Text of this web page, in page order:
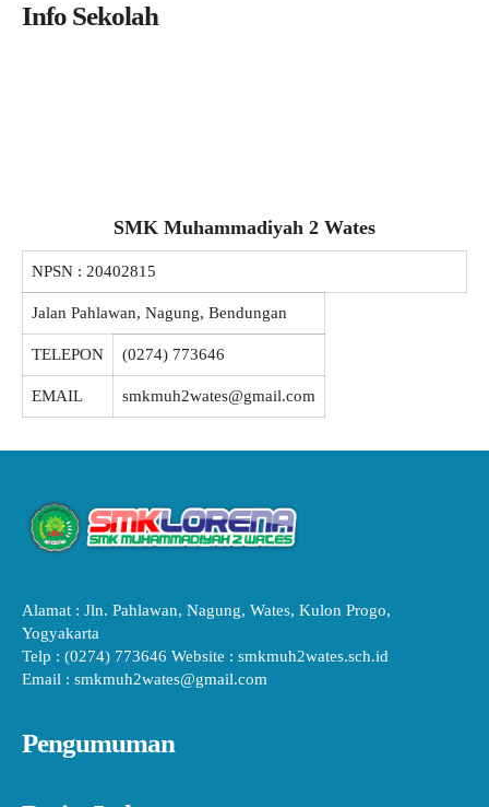
Info Sekolah
SMK Muhammadiyah 2 Wates
NPSN : 20402815
Jalan Pahlawan, Nagung, Bendungan
TELEPON (0274) 773646
EMAIL smkmuh2wates@gmail.com
Alamat : Jln. Pahlawan, Nagung, Wates, Kulon Progo,
Yogyakarta
Telp : (0274) 773646 Website : smkmuh2wates.sch.id
Email : smkmuh2wates@gmail.com
Pengumuman